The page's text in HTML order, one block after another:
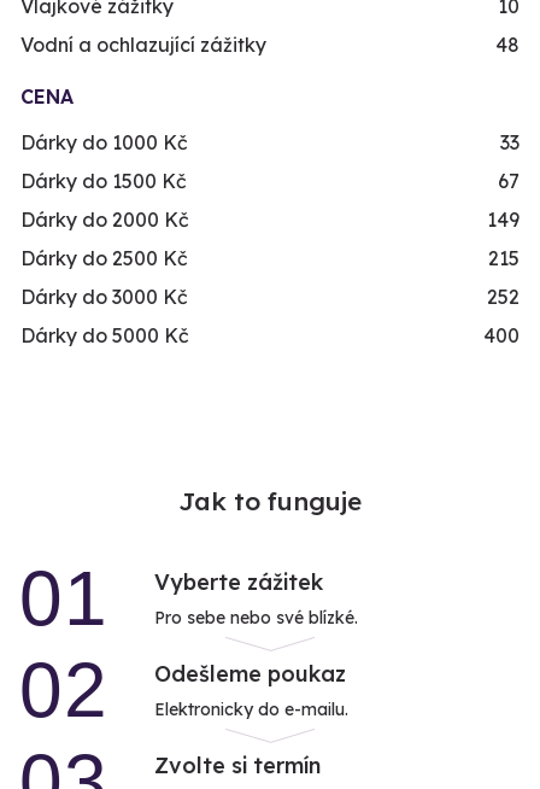
Vlajkové zážitky
10
Vodní a ochlazující zážitky
48
CENA
Dárky do 1000 Kč
33
Dárky do 1500 Kč
67
Dárky do 2000 Kč
149
Dárky do 2500 Kč
215
Dárky do 3000 Kč
252
Dárky do 5000 Kč
400
Jak to funguje
01 Vyberte zážitek
Pro sebe nebo své blízké.
02 Odešleme poukaz
Elektronicky do e-mailu.
Zvolte si termín